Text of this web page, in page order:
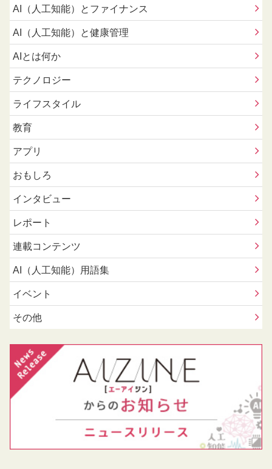
AI（人工知能）とファイナンス
AI（人工知能）と健康管理
AIとは何か
テクノロジー
ライフスタイル
教育
アプリ
おもしろ
インタビュー
レポート
連載コンテンツ
AI（人工知能）用語集
イベント
その他